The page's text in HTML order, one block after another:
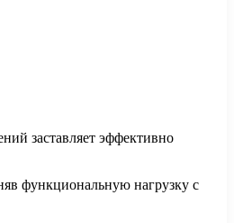
заставляет эффективно
функциональную нагрузку с